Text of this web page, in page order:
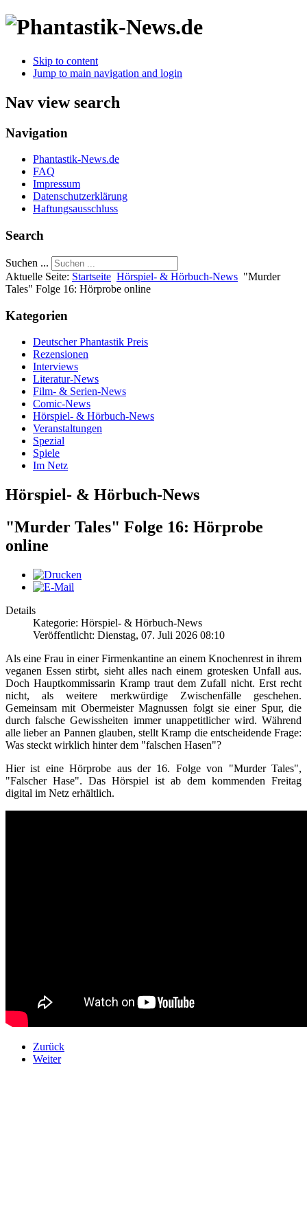
Skip to content
Jump to main navigation and login
Nav view search
Navigation
Phantastik-News.de
FAQ
Impressum
Datenschutzerklärung
Haftungsausschluss
Search
Suchen ...
Aktuelle Seite: Startseite Hörspiel- & Hörbuch-News "Murder
Tales" Folge 16: Hörprobe online
Kategorien
Deutscher Phantastik Preis
Rezensionen
Interviews
Literatur-News
Film- & Serien-News
Comic-News
Hörspiel- & Hörbuch-News
Veranstaltungen
Spezial
Spiele
Im Netz
Hörspiel- & Hörbuch-News
"Murder Tales" Folge 16: Hörprobe
online
Details
Kategorie: Hörspiel- & Hörbuch-News
Veröffentlicht: Dienstag, 07. Juli 2026 08:10
Als eine Frau in einer Firmenkantine an einem Knochenrest in ihrem
veganen Essen stirbt, sieht alles nach einem grotesken Unfall aus.
Doch Hauptkommissarin Kramp traut dem Zufall nicht. Erst recht
nicht, als weitere merkwürdige Zwischenfälle geschehen.
Gemeinsam mit Obermeister Magnussen folgt sie einer Spur, die
durch falsche Gewissheiten immer unappetitlicher wird. Während
alle lieber an Pannen glauben, stellt Kramp die entscheidende Frage:
Was steckt wirklich hinter dem "falschen Hasen"?
Hier ist eine Hörprobe aus der 16. Folge von "Murder Tales",
"Falscher Hase". Das Hörspiel ist ab dem kommenden Freitag
digital im Netz erhältlich.
Zurück
Weiter